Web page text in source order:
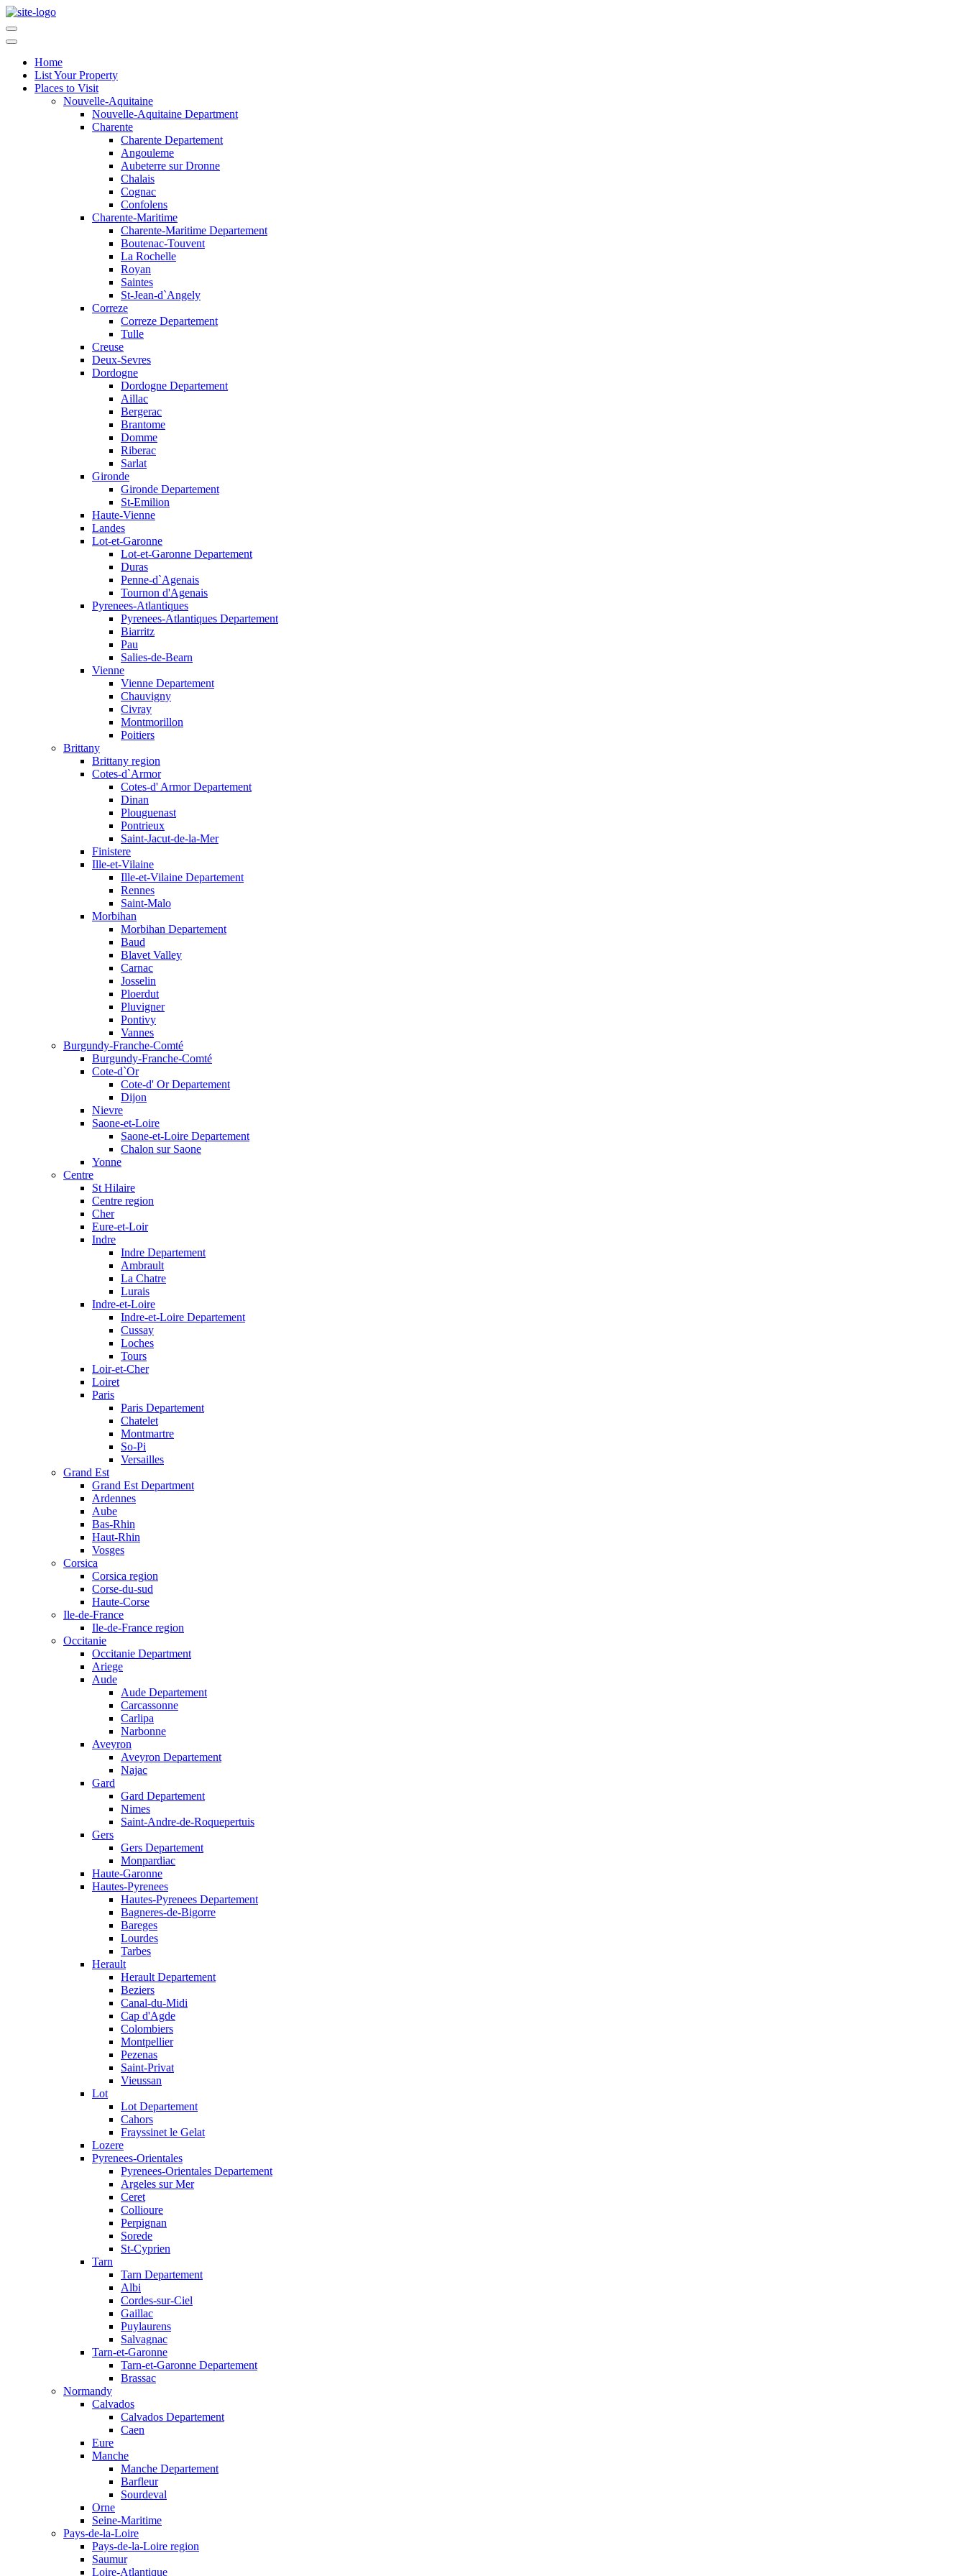
Home
List Your Property
Places to Visit
Nouvelle-Aquitaine
Nouvelle-Aquitaine Department
Charente
Charente Departement
Angouleme
Aubeterre sur Dronne
Chalais
Cognac
Confolens
Charente-Maritime
Charente-Maritime Departement
Boutenac-Touvent
La Rochelle
Royan
Saintes
St-Jean-d`Angely
Correze
Correze Departement
Tulle
Creuse
Deux-Sevres
Dordogne
Dordogne Departement
Aillac
Bergerac
Brantome
Domme
Riberac
Sarlat
Gironde
Gironde Departement
St-Emilion
Haute-Vienne
Landes
Lot-et-Garonne
Lot-et-Garonne Departement
Duras
Penne-d`Agenais
Tournon d'Agenais
Pyrenees-Atlantiques
Pyrenees-Atlantiques Departement
Biarritz
Pau
Salies-de-Bearn
Vienne
Vienne Departement
Chauvigny
Civray
Montmorillon
Poitiers
Brittany
Brittany region
Cotes-d`Armor
Cotes-d' Armor Departement
Dinan
Plouguenast
Pontrieux
Saint-Jacut-de-la-Mer
Finistere
Ille-et-Vilaine
Ille-et-Vilaine Departement
Rennes
Saint-Malo
Morbihan
Morbihan Departement
Baud
Blavet Valley
Carnac
Josselin
Ploerdut
Pluvigner
Pontivy
Vannes
Burgundy-Franche-Comté
Burgundy-Franche-Comté
Cote-d`Or
Cote-d' Or Departement
Dijon
Nievre
Saone-et-Loire
Saone-et-Loire Departement
Chalon sur Saone
Yonne
Centre
St Hilaire
Centre region
Cher
Eure-et-Loir
Indre
Indre Departement
Ambrault
La Chatre
Lurais
Indre-et-Loire
Indre-et-Loire Departement
Cussay
Loches
Tours
Loir-et-Cher
Loiret
Paris
Paris Departement
Chatelet
Montmartre
So-Pi
Versailles
Grand Est
Grand Est Department
Ardennes
Aube
Bas-Rhin
Haut-Rhin
Vosges
Corsica
Corsica region
Corse-du-sud
Haute-Corse
Ile-de-France
Ile-de-France region
Occitanie
Occitanie Department
Ariege
Aude
Aude Departement
Carcassonne
Carlipa
Narbonne
Aveyron
Aveyron Departement
Najac
Gard
Gard Departement
Nimes
Saint-Andre-de-Roquepertuis
Gers
Gers Departement
Monpardiac
Haute-Garonne
Hautes-Pyrenees
Hautes-Pyrenees Departement
Bagneres-de-Bigorre
Bareges
Lourdes
Tarbes
Herault
Herault Departement
Beziers
Canal-du-Midi
Cap d'Agde
Colombiers
Montpellier
Pezenas
Saint-Privat
Vieussan
Lot
Lot Departement
Cahors
Frayssinet le Gelat
Lozere
Pyrenees-Orientales
Pyrenees-Orientales Departement
Argeles sur Mer
Ceret
Collioure
Perpignan
Sorede
St-Cyprien
Tarn
Tarn Departement
Albi
Cordes-sur-Ciel
Gaillac
Puylaurens
Salvagnac
Tarn-et-Garonne
Tarn-et-Garonne Departement
Brassac
Normandy
Calvados
Calvados Departement
Caen
Eure
Manche
Manche Departement
Barfleur
Sourdeval
Orne
Seine-Maritime
Pays-de-la-Loire
Pays-de-la-Loire region
Saumur
Loire-Atlantique